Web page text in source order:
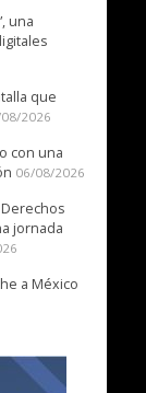
una
que
2026
con una
06/08/2026
jornada
a México